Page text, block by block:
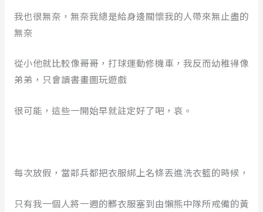
我也很無奈，無奈我總是給身邊關懷我的人帶來無止盡的
無奈
從小他就比較像哥哥，打球運動修機車，我反而幼稚得像
弟弟，只會讀書畫圖玩遊戲
很可能，這些一開始早就註定好了吧，哀。
每次放假，當鄰兵都把衣服綁上名條丟進洗衣籃的時候，
只有我一個人將一週的髒衣服塞到由懶熊中隊所戒備的黃